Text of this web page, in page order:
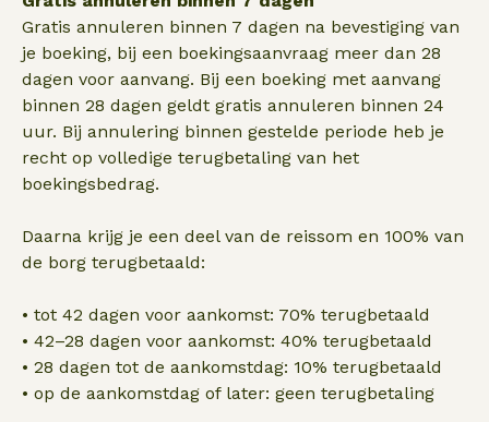
Gratis annuleren binnen 7 dagen na bevestiging van
je boeking, bij een boekingsaanvraag meer dan 28
dagen voor aanvang. Bij een boeking met aanvang
binnen 28 dagen geldt gratis annuleren binnen 24
uur. Bij annulering binnen gestelde periode heb je
recht op volledige terugbetaling van het
boekingsbedrag.
Daarna krijg je een deel van de reissom en 100% van
de borg terugbetaald:
• tot 42 dagen voor aankomst: 70% terugbetaald
• 42–28 dagen voor aankomst: 40% terugbetaald
• 28 dagen tot de aankomstdag: 10% terugbetaald
• op de aankomstdag of later: geen terugbetaling